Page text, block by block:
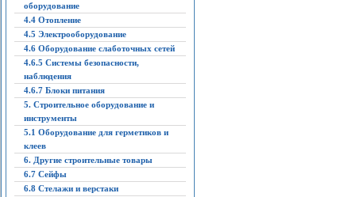
оборудование
4.4 Отопление
4.5 Электрооборудование
4.6 Оборудование слаботочных сетей
4.6.5 Системы безопасности,
наблюдения
4.6.7 Блоки питания
5. Строительное оборудование и
инструменты
5.1 Оборудование для герметиков и
клеев
6. Другие строительные товары
6.7 Сейфы
6.8 Стелажи и верстаки